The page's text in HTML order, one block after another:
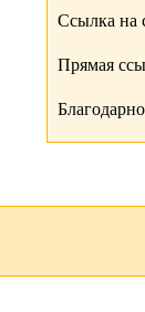
Ссылка на
Прямая